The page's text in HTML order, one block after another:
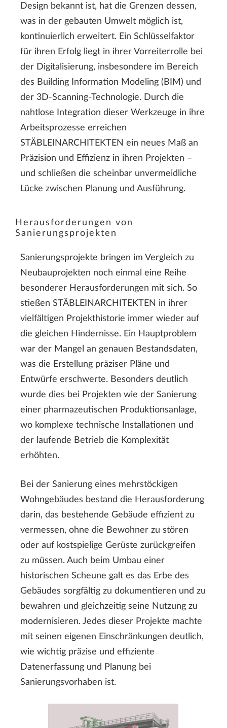
Design bekannt ist, hat die Grenzen dessen,
was in der gebauten Umwelt möglich ist,
kontinuierlich erweitert. Ein Schlüsselfaktor
für ihren Erfolg liegt in ihrer Vorreiterrolle bei
der Digitalisierung, insbesondere im Bereich
des Building Information Modeling (BIM) und
der 3D-Scanning-Technologie. Durch die
nahtlose Integration dieser Werkzeuge in ihre
Arbeitsprozesse erreichen
STÄBLEINARCHITEKTEN ein neues Maß an
Präzision und Effizienz in ihren Projekten –
und schließen die scheinbar unvermeidliche
Lücke zwischen Planung und Ausführung.
Herausforderungen von
Sanierungsprojekten
Sanierungsprojekte bringen im Vergleich zu
Neubauprojekten noch einmal eine Reihe
besonderer Herausforderungen mit sich. So
stießen STÄBLEINARCHITEKTEN in ihrer
vielfältigen Projekthistorie immer wieder auf
die gleichen Hindernisse. Ein Hauptproblem
war der Mangel an genauen Bestandsdaten,
was die Erstellung präziser Pläne und
Entwürfe erschwerte. Besonders deutlich
wurde dies bei Projekten wie der Sanierung
einer pharmazeutischen Produktionsanlage,
wo komplexe technische Installationen und
der laufende Betrieb die Komplexität
erhöhten.
Bei der Sanierung eines mehrstöckigen
Wohngebäudes bestand die Herausforderung
darin, das bestehende Gebäude effizient zu
vermessen, ohne die Bewohner zu stören
oder auf kostspielige Gerüste zurückgreifen
zu müssen. Auch beim Umbau einer
historischen Scheune galt es das Erbe des
Gebäudes sorgfältig zu dokumentieren und zu
bewahren und gleichzeitig seine Nutzung zu
modernisieren. Jedes dieser Projekte machte
mit seinen eigenen Einschränkungen deutlich,
wie wichtig präzise und effiziente
Datenerfassung und Planung bei
Sanierungsvorhaben ist.